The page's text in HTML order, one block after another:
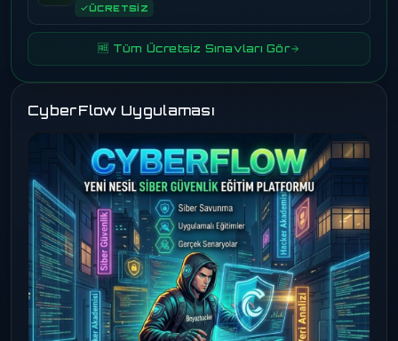
ÜCRETSİZ
🆓 Tüm Ücretsiz Sınavları Gör
CyberFlow Uygulaması